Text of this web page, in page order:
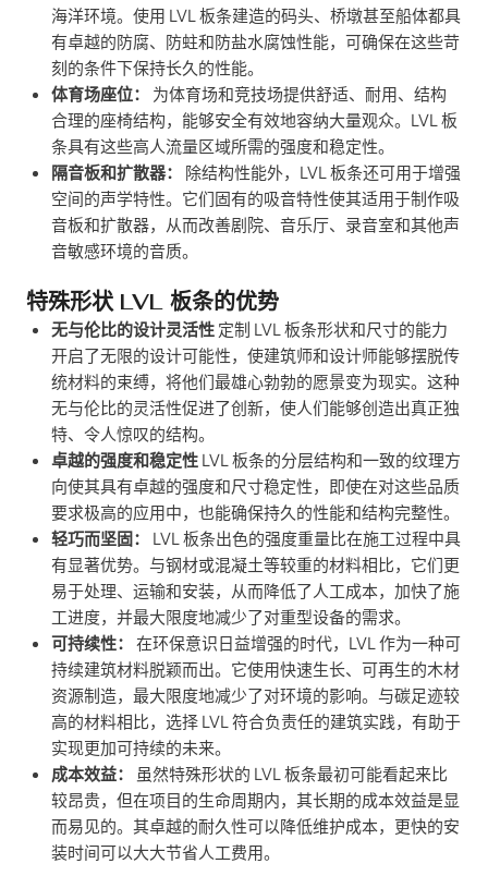
海洋环境。使用 LVL 板条建造的码头、桥墩甚至船体都具
有卓越的防腐、防蛀和防盐水腐蚀性能，可确保在这些苛
刻的条件下保持长久的性能。
体育场座位：
为体育场和竞技场提供舒适、耐用、结构
合理的座椅结构，能够安全有效地容纳大量观众。LVL 板
条具有这些高人流量区域所需的强度和稳定性。
隔音板和扩散器：
除结构性能外，LVL 板条还可用于增强
空间的声学特性。它们固有的吸音特性使其适用于制作吸
音板和扩散器，从而改善剧院、音乐厅、录音室和其他声
音敏感环境的音质。
特殊形状 LVL 板条的优势
无与伦比的设计灵活性定制 LVL 板条形状和尺寸的能力
开启了无限的设计可能性，使建筑师和设计师能够摆脱传
统材料的束缚，将他们最雄心勃勃的愿景变为现实。这种
无与伦比的灵活性促进了创新，使人们能够创造出真正独
特、令人惊叹的结构。
卓越的强度和稳定性LVL 板条的分层结构和一致的纹理方
向使其具有卓越的强度和尺寸稳定性，即使在对这些品质
要求极高的应用中，也能确保持久的性能和结构完整性。
轻巧而坚固：
LVL 板条出色的强度重量比在施工过程中具
有显著优势。与钢材或混凝土等较重的材料相比，它们更
易于处理、运输和安装，从而降低了人工成本，加快了施
工进度，并最大限度地减少了对重型设备的需求。
可持续性：
在环保意识日益增强的时代，LVL 作为一种可
持续建筑材料脱颖而出。它使用快速生长、可再生的木材
资源制造，最大限度地减少了对环境的影响。与碳足迹较
高的材料相比，选择 LVL 符合负责任的建筑实践，有助于
实现更加可持续的未来。
成本效益：
虽然特殊形状的 LVL 板条最初可能看起来比
较昂贵，但在项目的生命周期内，其长期的成本效益是显
而易见的。其卓越的耐久性可以降低维护成本，更快的安
装时间可以大大节省人工费用。